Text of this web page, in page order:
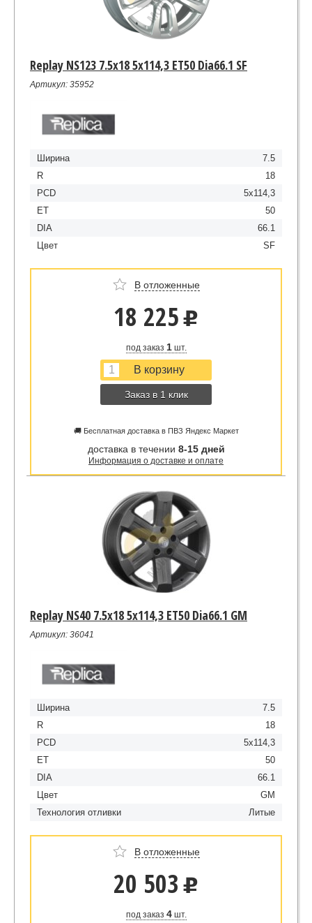
Replay NS123 7.5x18 5x114,3 ET50 Dia66.1 SF
Артикул: 35952
Ширина
7.5
R
18
PCD
5x114,3
ET
50
DIA
66.1
Цвет
SF
В отложенные
18 225 u
под заказ 1шт.
Заказ в 1 клик
🚚 Бесплатная доставка в ПВЗ Яндекс Маркет
доставка в течении 8-15 дней
Информация о доставке и оплате
Replay NS40 7.5x18 5x114,3 ET50 Dia66.1 GM
Артикул: 36041
Ширина
7.5
R
18
PCD
5x114,3
ET
50
DIA
66.1
Цвет
GM
Технология отливки
Литые
В отложенные
20 503 u
под заказ 4шт.